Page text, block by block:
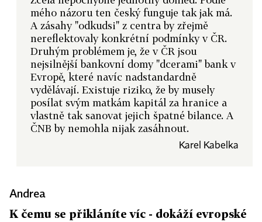
mého názoru ten český funguje tak jak má.
A zásahy "odkudsi" z centra by zřejmě
nereflektovaly konkrétní podmínky v ČR.
Druhým problémem je, že v ČR jsou
nejsilnější bankovní domy "dcerami" bank v
Evropě, které navíc nadstandardně
vydělávají. Existuje riziko, že by musely
posílat svým matkám kapitál za hranice a
vlastně tak sanovat jejich špatné bilance. A
ČNB by nemohla nijak zasáhnout.
Karel Kabelka
Andrea
K čemu se přikláníte víc - dokáží evropské